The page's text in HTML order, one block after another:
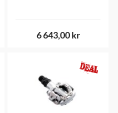
bearings
and Spark 2017 (Carbon frame
6 643,00 kr